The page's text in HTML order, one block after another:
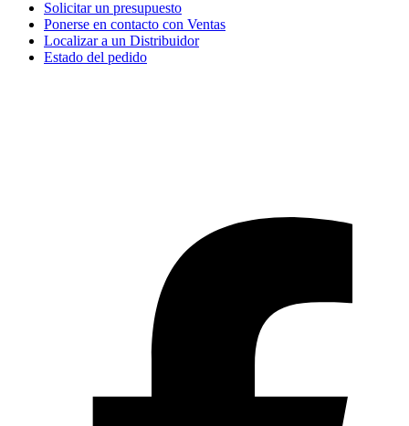
Solicitar un presupuesto
Ponerse en contacto con Ventas
Localizar a un Distribuidor
Estado del pedido